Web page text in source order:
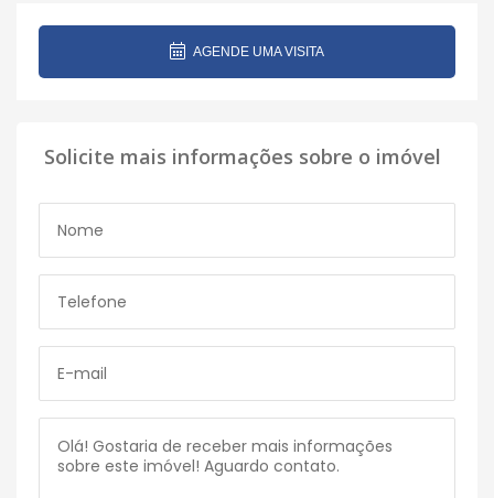
AGENDE UMA VISITA
Solicite mais informações sobre o imóvel